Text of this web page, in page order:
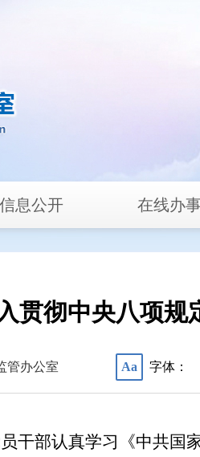
信息公开 在线办
贯彻中央八项规
管办公室 Aa 字体：
干部认真学习《中共国